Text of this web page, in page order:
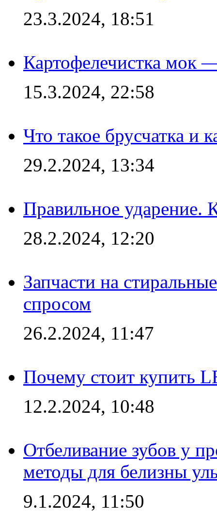
23.3.2024, 18:51
Картофелечистка мок
15.3.2024, 22:58
Что такое брусчатка и
29.2.2024, 13:34
Правильное ударение.
28.2.2024, 12:20
Запчасти на
спросом
26.2.2024, 11:47
Почему стоит купить
12.2.2024, 10:48
Отбеливание зубов у
методы для белизны
9.1.2024, 11:50